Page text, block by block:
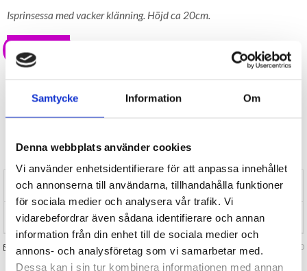
Samtycke Information Om
Denna webbplats använder cookies
Vi använder enhetsidentifierare för att anpassa innehållet
och annonserna till användarna, tillhandahålla funktioner
för sociala medier och analysera vår trafik. Vi
vidarebefordrar även sådana identifierare och annan
information från din enhet till de sociala medier och
annons- och analysföretag som vi samarbetar med.
Dessa kan i sin tur kombinera informationen med annan
Isprinsessa med vacker klänning. Höjd ca 20cm.
39 kr
BEVAKA
Tillfälligt Slut
Preliminärt åter i lager: Okänt
RECENSIONER (0)
TIPSA
FRÅGA OSS OM VARAN Art. nr 133830